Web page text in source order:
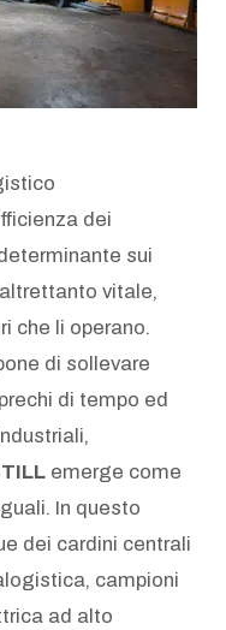
dei
sui
vitale,
che li operano.
di sollevare
di tempo ed
emerge come
In questo
dei cardini centrali
campioni
ad alto